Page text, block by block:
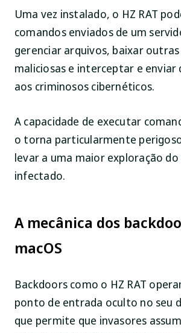
Uma vez instalado, o HZ RAT
comandos enviados de um
gerenciar arquivos, baixar
maliciosas e interceptar e enviar
aos criminosos cibernéticos.
A capacidade de executar
o torna particularmente
levar a uma maior exploração
infectado.
A mecânica dos
macOS
Backdoors como o HZ RAT
ponto de entrada oculto no seu
que permite que invasores